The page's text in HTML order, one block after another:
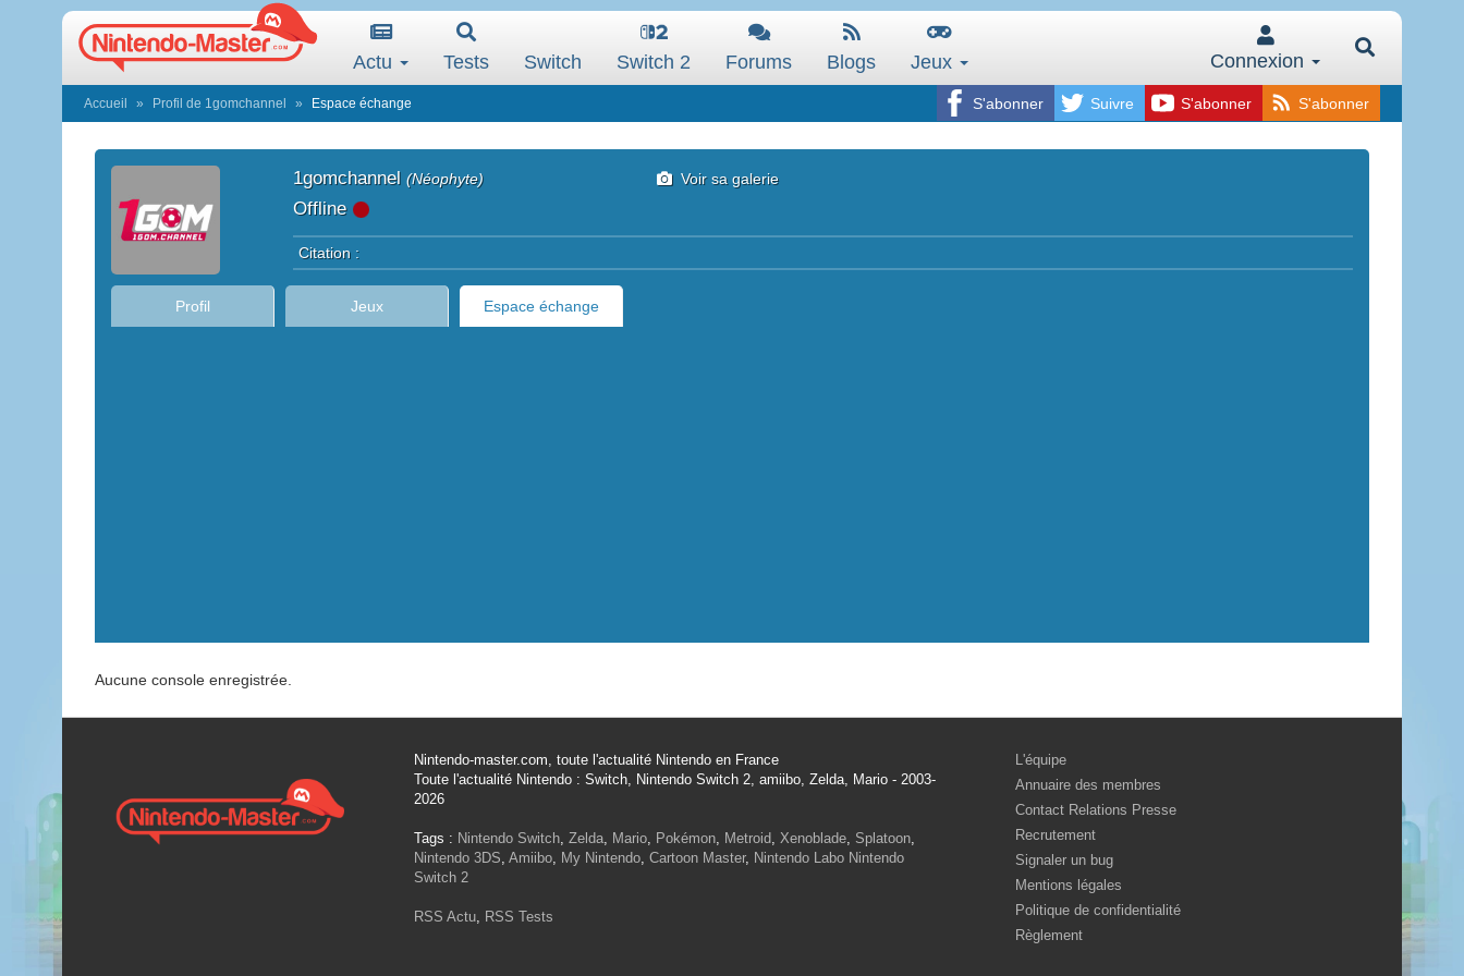
Actu Tests Switch Switch 2 Forums Blogs Jeux Connexion
S'abonner Suivre S'abonner S'abonner
Accueil Profil de 1gomchannel Espace échange
1gomchannel (Néophyte)
Offline
Voir sa galerie
Citation :
Profil Jeux Espace échange
Aucune console enregistrée.
Nintendo-master.com, toute l'actualité Nintendo en France
Toute l'actualité Nintendo : Switch, Nintendo Switch 2, amiibo, Zelda, Mario - 2003-
2026
Tags : Nintendo Switch, Zelda, Mario, Pokémon, Metroid, Xenoblade, Splatoon,
Nintendo 3DS, Amiibo, My Nintendo, Cartoon Master, Nintendo Labo Nintendo
Switch 2
RSS Actu, RSS Tests
L'équipe
Annuaire des membres
Contact Relations Presse
Recrutement
Signaler un bug
Mentions légales
Politique de confidentialité
Règlement